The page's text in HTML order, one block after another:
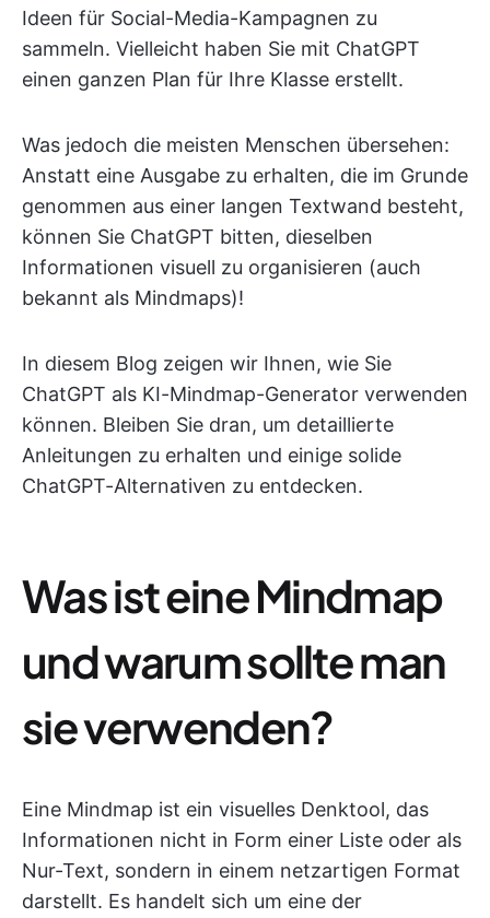
Ideen für Social-Media-Kampagnen zu
sammeln. Vielleicht haben Sie mit ChatGPT
einen ganzen Plan für Ihre Klasse erstellt.
Was jedoch die meisten Menschen übersehen:
Anstatt eine Ausgabe zu erhalten, die im Grunde
genommen aus einer langen Textwand besteht,
können Sie ChatGPT bitten, dieselben
Informationen visuell zu organisieren (auch
bekannt als Mindmaps)!
In diesem Blog zeigen wir Ihnen, wie Sie
ChatGPT als KI-Mindmap-Generator verwenden
können. Bleiben Sie dran, um detaillierte
Anleitungen zu erhalten und einige solide
ChatGPT-Alternativen zu entdecken.
Was ist eine Mindmap
und warum sollte man
sie verwenden?
Eine Mindmap ist ein visuelles Denktool, das
Informationen nicht in Form einer Liste oder als
Nur-Text, sondern in einem netzartigen Format
darstellt. Es handelt sich um eine der